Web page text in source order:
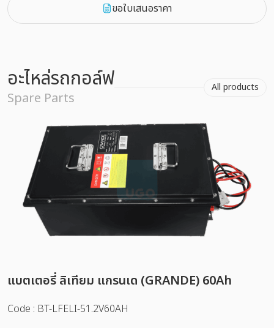
ขอใบเสนอราคา
อะไหล่รถกอล์ฟ
Spare Parts
All products
แบตเตอรี่ ลิเทียม แกรนเด (GRANDE) 60Ah
Code : BT-LFELI-51.2V60AH